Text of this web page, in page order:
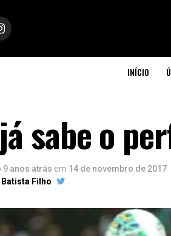
INÍCIO
sabe o
9 anos atrás em 14 de novembro de 2017
Filho